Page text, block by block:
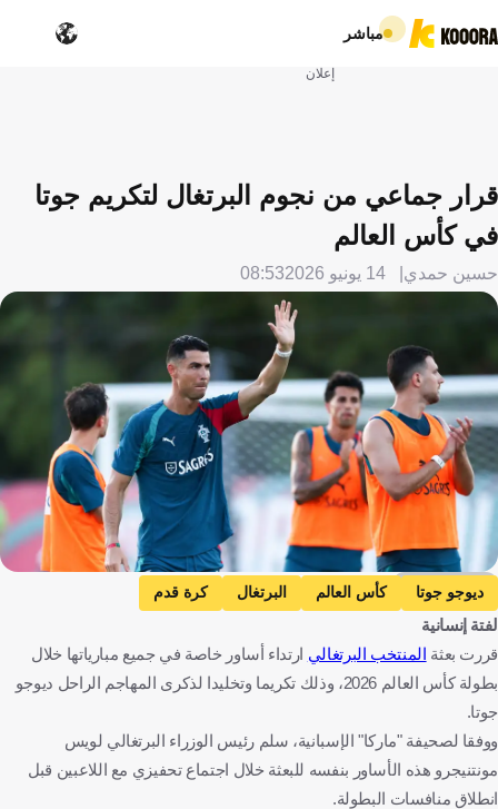
مباشر
إعلان
قرار جماعي من نجوم البرتغال لتكريم جوتا
في كأس العالم
حسين حمدي 14 يونيو 2026 08:53
Getty Images
ديوجو جوتا كأس العالم البرتغال كرة قدم
لفتة إنسانية
قررت بعثة المنتخب البرتغالي ارتداء أساور خاصة في جميع مبارياتها خلال
بطولة كأس العالم 2026، وذلك تكريما وتخليدا لذكرى المهاجم الراحل ديوجو
جوتا.
ووفقا لصحيفة "ماركا" الإسبانية، سلم رئيس الوزراء البرتغالي لويس
مونتنيجرو هذه الأساور بنفسه للبعثة خلال اجتماع تحفيزي مع اللاعبين قبل
انطلاق منافسات البطولة.